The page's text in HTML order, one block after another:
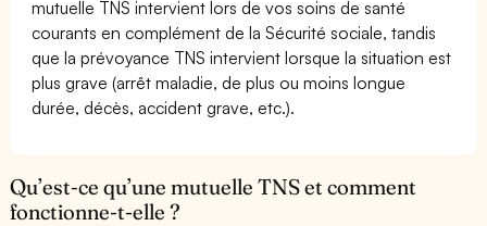
mutuelle TNS intervient lors de vos soins de santé
courants en complément de la Sécurité sociale, tandis
que la prévoyance TNS intervient lorsque la situation est
plus grave (arrêt maladie, de plus ou moins longue
durée, décès, accident grave, etc.).
Qu’est-ce qu’une mutuelle TNS et comment
fonctionne-t-elle ?